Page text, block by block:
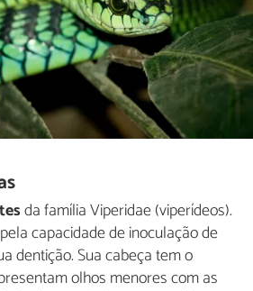
da família Viperidae (viperídeos).
capacidade de inoculação de
dentição. Sua cabeça tem o
olhos menores com as